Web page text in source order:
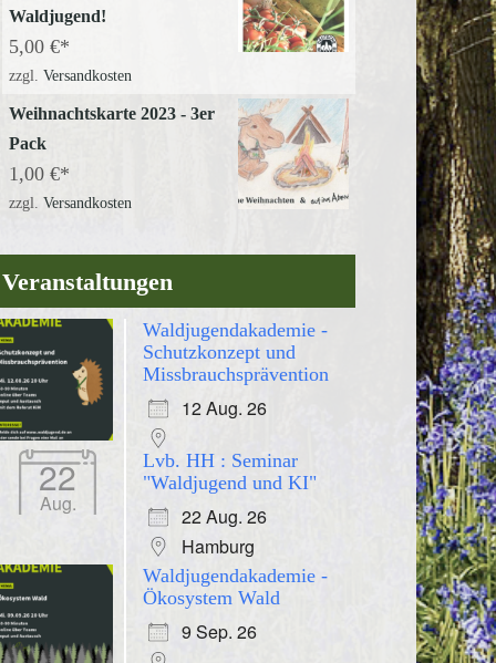
Waldjugend!
5,00 €
zzgl. Versandkosten
Weihnachtskarte 2023 - 3er
Pack
1,00 €
zzgl. Versandkosten
Veranstaltungen
Waldjugendakademie -
Schutzkonzept und
Missbrauchsprävention
12 Aug. 26
22
Aug.
Lvb. HH : Seminar
"Waldjugend und KI"
22 Aug. 26
Hamburg
Waldjugendakademie -
Ökosystem Wald
9 Sep. 26